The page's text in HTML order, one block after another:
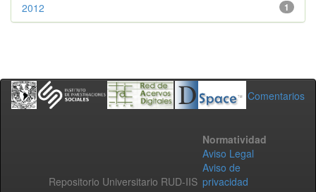
1
2012
Comentarios
Repositorio Universitario RUD-IIS
Normatividad
Aviso Legal
Aviso de
privacidad